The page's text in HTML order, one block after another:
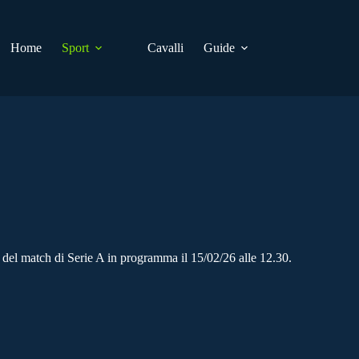
Home
Sport Cavalli Guide
match di Serie A in programma il 15/02/26 alle 12.30.